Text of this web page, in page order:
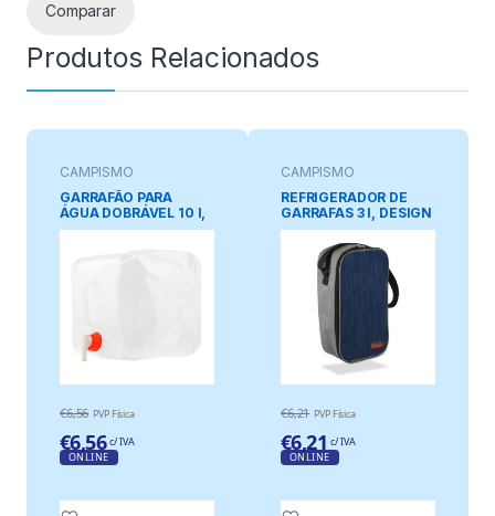
Comparar
Produtos Relacionados
CAMPISMO
GARRAFÃO PARA
ÁGUA DOBRÁVEL 10 l,
23 x 23 x 25 cm
€6,56 PVP Física
€6,56 c/ IVA
ONLINE
CAMPISMO
REFRIGERADOR DE
GARRAFAS 3 l, DESIGN
DE DOIS TONS
€6,21 PVP Física
€6,21 c/ IVA
ONLINE